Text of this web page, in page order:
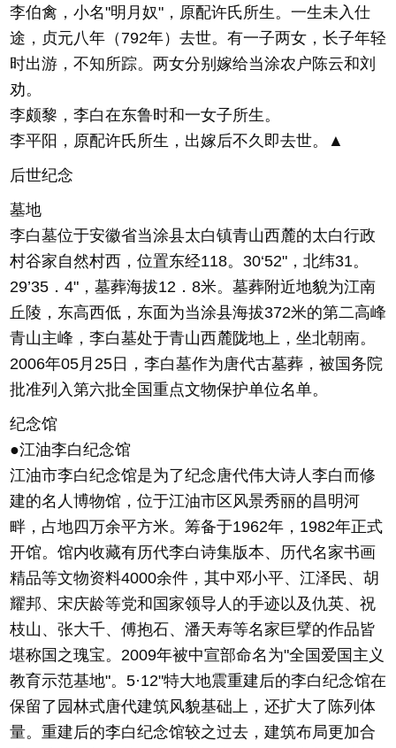
李伯禽，小名"明月奴"，原配许氏所生。一生未入仕
途，贞元八年（792年）去世。有一子两女，长子年轻
时出游，不知所踪。两女分别嫁给当涂农户陈云和刘
劝。
李颇黎，李白在东鲁时和一女子所生。
李平阳，原配许氏所生，出嫁后不久即去世。▲
后世纪念
墓地
李白墓位于安徽省当涂县太白镇青山西麓的太白行政
村谷家自然村西，位置东经118。30‘52"，北纬31。
29’35．4"，墓葬海拔12．8米。墓葬附近地貌为江南
丘陵，东高西低，东面为当涂县海拔372米的第二高峰
青山主峰，李白墓处于青山西麓陇地上，坐北朝南。
2006年05月25日，李白墓作为唐代古墓葬，被国务院
批准列入第六批全国重点文物保护单位名单。
纪念馆
●江油李白纪念馆
江油市李白纪念馆是为了纪念唐代伟大诗人李白而修
建的名人博物馆，位于江油市区风景秀丽的昌明河
畔，占地四万余平方米。筹备于1962年，1982年正式
开馆。馆内收藏有历代李白诗集版本、历代名家书画
精品等文物资料4000余件，其中邓小平、江泽民、胡
耀邦、宋庆龄等党和国家领导人的手迹以及仇英、祝
枝山、张大千、傅抱石、潘天寿等名家巨擘的作品皆
堪称国之瑰宝。2009年被中宣部命名为"全国爱国主义
教育示范基地"。5·12"特大地震重建后的李白纪念馆在
保留了园林式唐代建筑风貌基础上，还扩大了陈列体
量。重建后的李白纪念馆较之过去，建筑布局更加合